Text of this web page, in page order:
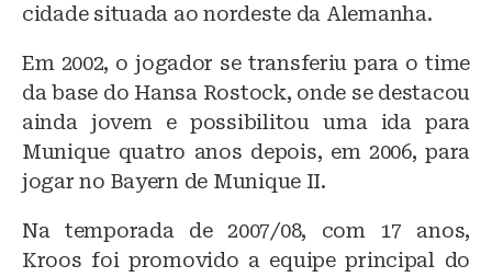
cidade situada ao nordeste da Alemanha.
Em 2002, o jogador se transferiu para o time
da base do Hansa Rostock, onde se destacou
ainda jovem e possibilitou uma ida para
Munique quatro anos depois, em 2006, para
jogar no Bayern de Munique II.
Na temporada de 2007/08, com 17 anos,
Kroos foi promovido a equipe principal do